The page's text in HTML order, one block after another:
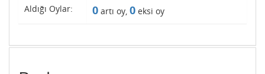
Aldığı Oylar: 0 artı oy, 0 eksi oy